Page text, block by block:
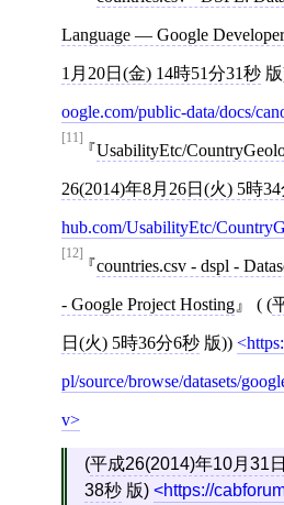
Language — Google
1月20日(金) 14時51分31秒
oogle.com/public-data/docs/
[11]
UsabilityEtc/
26(2014)年8月26日(火) 5時
hub.com/UsabilityEtc/
[12]
countries.csv - dspl -
- Google Project Hosting ( (
日(火) 5時36分6秒 版))
pl/source/browse/datasets/
v
(平成26(2014)年10月31
38秒版)
https://